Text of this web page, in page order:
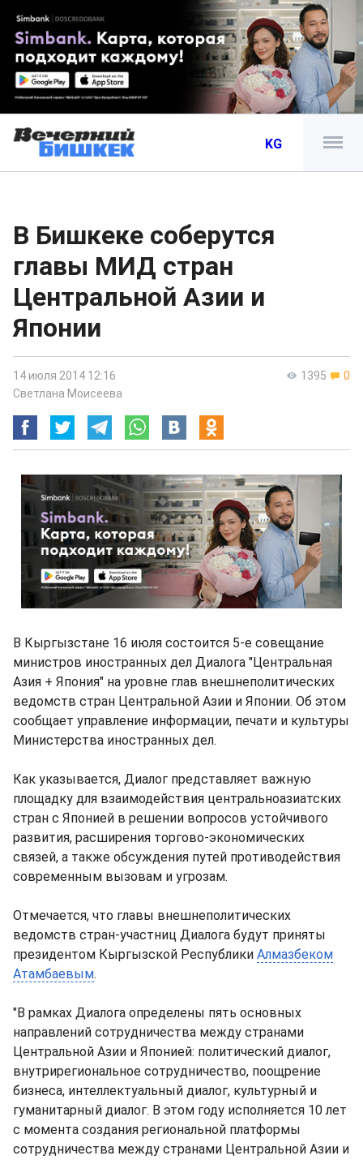
KG
В Бишкеке соберутся
главы МИД стран
Центральной Азии и
Японии
1395 0
14 июля 2014 12:16
Светлана Моисеева
В Кыргызстане 16 июля состоится 5-е совещание
министров иностранных дел Диалога "Центральная
Азия + Япония" на уровне глав внешнеполитических
ведомств стран Центральной Азии и Японии. Об этом
сообщает управление информации, печати и культуры
Министерства иностранных дел.
Как указывается, Диалог представляет важную
площадку для взаимодействия центральноазиатских
стран с Японией в решении вопросов устойчивого
развития, расширения торгово-экономических
связей, а также обсуждения путей противодействия
современным вызовам и угрозам.
Отмечается, что главы внешнеполитических
ведомств стран-участниц Диалога будут приняты
президентом Кыргызской Республики Алмазбеком
Атамбаевым.
"В рамках Диалога определены пять основных
направлений сотрудничества между странами
Центральной Азии и Японией: политический диалог,
внутрирегиональное сотрудничество, поощрение
бизнеса, интеллектуальный диалог, культурный и
гуманитарный диалог. В этом году исполняется 10 лет
с момента создания региональной платформы
сотрудничества между странами Центральной Азии и